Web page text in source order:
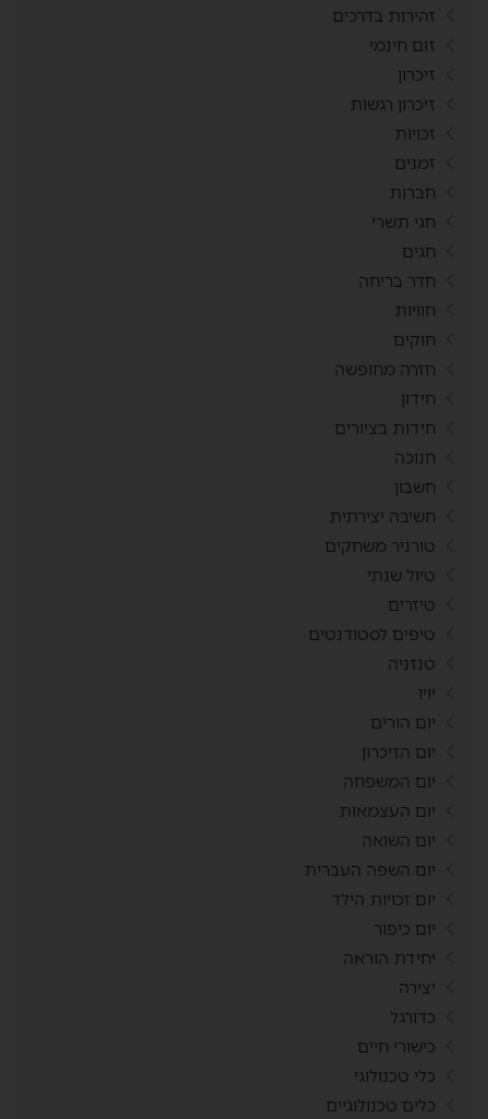
זהירות בדרכים
זום חינמי
זיכרון
זיכרון רגשות
זכויות
זמנים
חברות
חגי תשרי
חגים
חדר בריחה
חוויות
חוקים
חזרה מחופשה
חידון
חידות בציורים
חנוכה
חשבון
חשיבה יצירתית
טורניר משחקים
טיול שנתי
טיזרים
טיפים לסטודנטים
טנזניה
יויו
יום הורים
יום הזיכרון
יום המשפחה
יום העצמאות
יום השואה
יום השפה העברית
יום זכויות הילד
יום כיפור
יחידת הוראה
יצירה
כדורגל
כישורי חיים
כלי טכנולוגי
כלים טכנולוגיים